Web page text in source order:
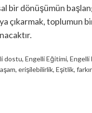
bir dönüşümün
çıkarmak, toplumun
dostu, Engelli Eğitimi, Engelli
, erişilebilirlik, Eşitlik,